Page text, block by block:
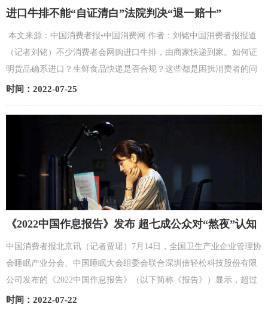
进口牛排不能“自证清白”法院判决“退一赔十”
本文来源：中国消费者报•中国消费网 作者：刘铭中国消费者报报道
（记者刘铭）不少消费者会网购进口牛排，由商家快递到家。如何证
明货品确系进口？生鲜食品快递是否合规？这些都是困扰消费者的问
题。日前，四川省乐山市中级人民法院判决了一起典型...
时间：2022-07-25
《2022中国作息报告》发布 超七成公众对“熬夜”认知
中国消费者报北京讯（记者贾珺）7月14日，全国卫生产业企业管理协
会睡眠产业分会、中国睡眠大会组委会联合深圳倍轻松科技股份有限
公司发布的《2022中国作息报告》（以下简称《报告》）显示，超过
七成公众对于“熬夜”的认知存在不同程度的误解，从而导...
时间：2022-07-22